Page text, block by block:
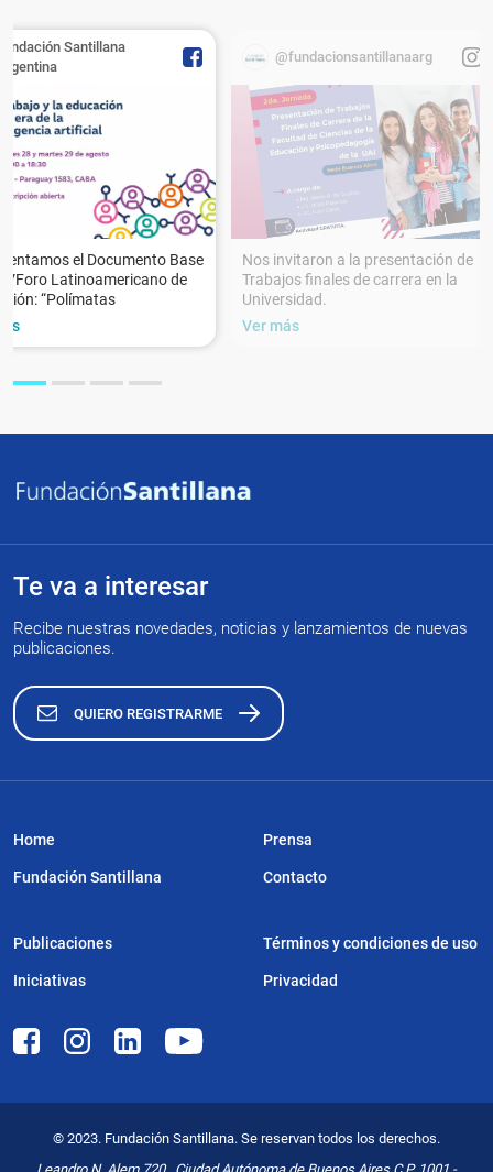
Santillana
el Documento Base
Latinoamericano de
“Polímatas
@fundacionsantillanaarg
Nos invitaron a la presentación de
Trabajos finales de carrera en la
Universidad.
Ver más
Te va a interesar
Recibe nuestras novedades, noticias y lanzamientos de nuevas
publicaciones.
QUIERO REGISTRARME
Home
Fundación Santillana
Publicaciones
Iniciativas
Prensa
Contacto
Términos y condiciones de uso
Privacidad
© 2023. Fundación Santillana. Se reservan todos los derechos.